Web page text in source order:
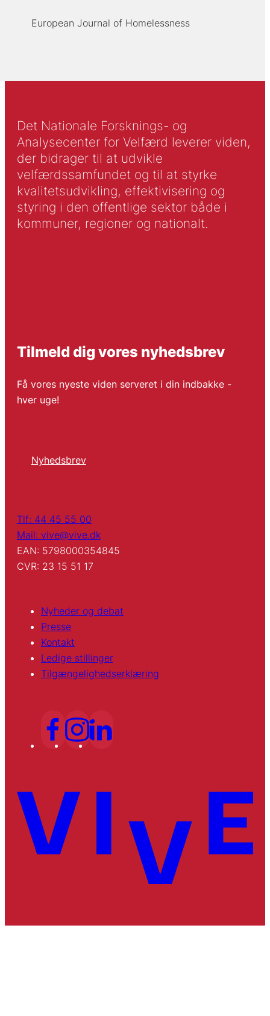
European Journal of Homelessness
Det Nationale Forsknings- og
Analysecenter for Velfærd leverer viden,
der bidrager til at udvikle
velfærdssamfundet og til at styrke
kvalitetsudvikling, effektivisering og
styring i den offentlige sektor både i
kommuner, regioner og nationalt.
Tilmeld dig vores nyhedsbrev
Få vores nyeste viden serveret i din indbakke -
hver uge!
Nyhedsbrev
Tlf: 44 45 55 00
Mail: vive@vive.dk
EAN: 5798000354845
CVR: 23 15 51 17
Nyheder og debat
Presse
Kontakt
Ledige stillinger
Tilgængelighedserklæring